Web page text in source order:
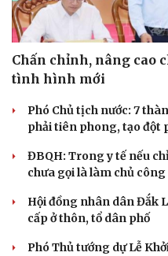
Chấn chỉnh, nâng cao
tình hình mới
Phó Chủ tịch nước: 7
phải tiên phong, tạo đột
ĐBQH: Trong y tế nếu
chưa gọi là làm chủ
Hội đồng nhân dân Đắk
cấp ở thôn, tổ dân phố
Phó Thủ tướng dự Lễ